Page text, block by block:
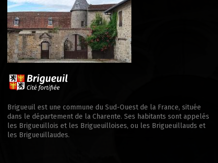
Brigueuil est une commune du Sud-Ouest de la France, située
dans le département de la Charente. Ses habitants sont appelés
les Brigueuillois et les Brigueuilloises, ou les Brigueuillauds et
les Brigueuillaudes.